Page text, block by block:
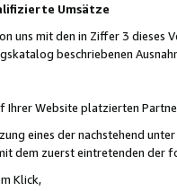
Umsätze
uns mit den in Ziffer 3
beschriebenen
Ihrer Website platzierten
eines der nachstehend
dem zuerst eintretenden der
Klick,